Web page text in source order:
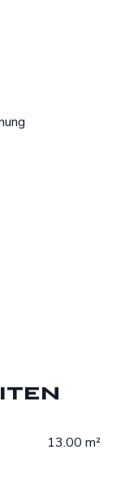
13.00 m²